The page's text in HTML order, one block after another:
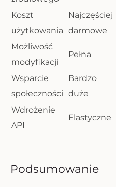
Koszt
użytkowania
Najczęściej
darmowe
Możliwość
modyfikacji
Pełna
Wsparcie
społeczności
Bardzo
duże
Wdrożenie
API
Elastyczne
Podsumowanie